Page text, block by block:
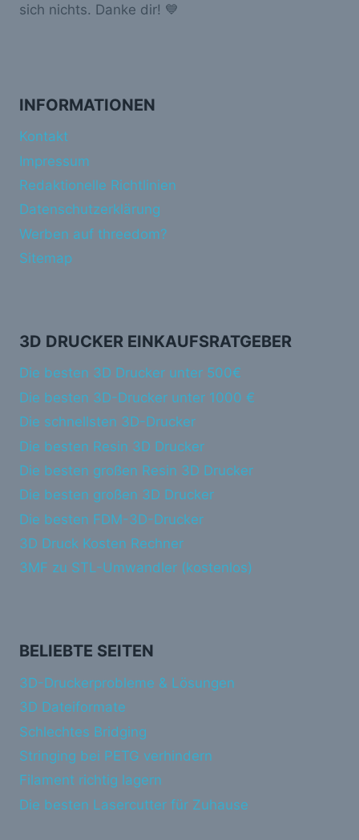
sich nichts. Danke dir! 💙
INFORMATIONEN
Kontakt
Impressum
Redaktionelle Richtlinien
Datenschutzerklärung
Werben auf threedom?
Sitemap
3D DRUCKER EINKAUFSRATGEBER
Die besten 3D Drucker unter 500€
Die besten 3D-Drucker unter 1000 €
Die schnellsten 3D-Drucker
Die besten Resin 3D Drucker
Die besten großen Resin 3D Drucker
Die besten großen 3D Drucker
Die besten FDM-3D-Drucker
3D Druck Kosten Rechner
3MF zu STL-Umwandler (kostenlos)
BELIEBTE SEITEN
3D-Druckerprobleme & Lösungen
3D Dateiformate
Schlechtes Bridging
Stringing bei PETG verhindern
Filament richtig lagern
Die besten Lasercutter für Zuhause